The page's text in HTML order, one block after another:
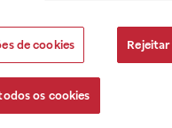
de cookies
os cookies